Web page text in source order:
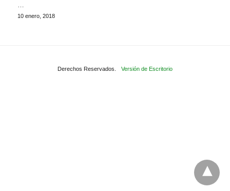
10 enero, 2018
Derechos Reservados. Versión de Escritorio